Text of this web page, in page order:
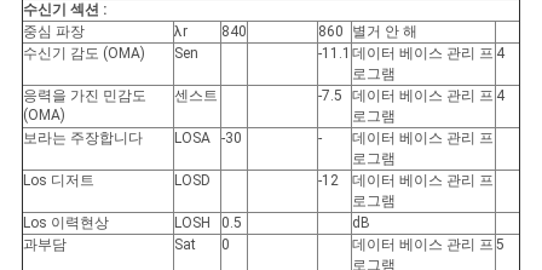
수신기 섹션 :
중심 파장
λr 840 860
별거 안 해
수신기 감도 (OMA)
Sen -11.1 데이터 베이스 관리 프
로그램
4
응력을 가진 민감도
(OMA)
센스트 -7.5
데이터 베이스 관리 프
로그램
4
보라는 주장합니다 LOSA -30 -
데이터 베이스 관리 프
로그램
Los 디저트
LOSD -12
데이터 베이스 관리 프
로그램
Los 이력현상
LOSH 0.5
dB
과부담
Sat 0
데이터 베이스 관리 프
로그램
5